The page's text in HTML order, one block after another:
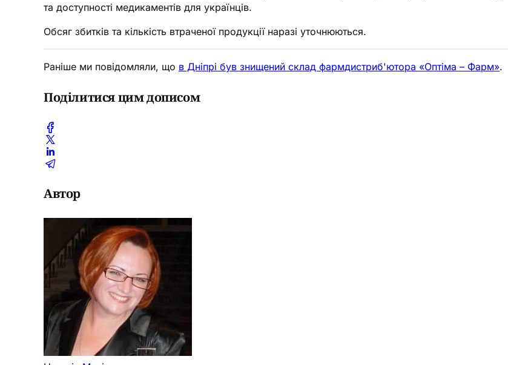
та доступності медикаментів для українців.
Обсяг збитків та кількість втраченої продукції наразі уточнюються.
Раніше ми повідомляли, що в Дніпрі був знищений склад фармдистриб'ютора «Оптіма – Фарм».
Поділитися цим дописом
Автор